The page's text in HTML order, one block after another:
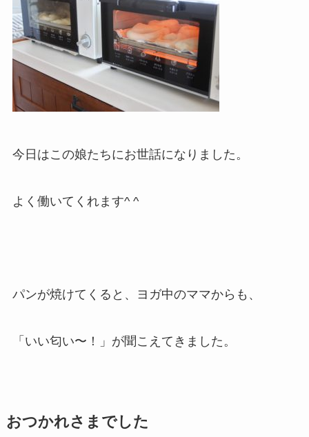
今日はこの娘たちにお世話になりました。
よく働いてくれます^ ^
パンが焼けてくると、ヨガ中のママからも、
「いい匂い〜！」が聞こえてきました。
おつかれさまでした